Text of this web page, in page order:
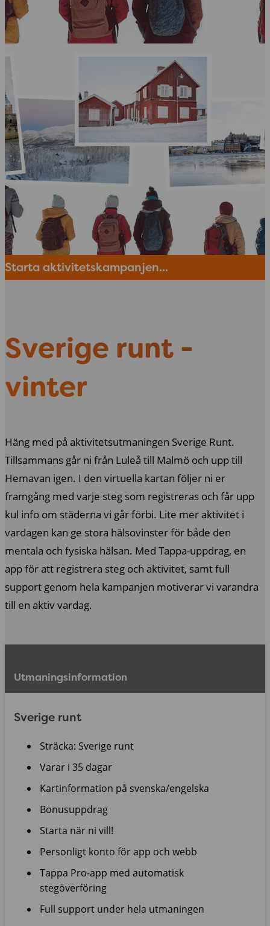
Starta aktivitetskampanjen...
Sverige runt -
vinter
Häng med på aktivitetsutmaningen Sverige Runt.
Tillsammans går ni från Luleå till Malmö och upp till
Hemavan igen. I den virtuella kartan följer ni er
framgång med varje steg som registreras och får upp
kul info om städerna vi går förbi. Lite mer aktivitet i
vardagen kan ge stora hälsovinster för både den
mentala och fysiska hälsan. Med Tappa-uppdrag, en
app för att registrera steg och aktivitet, samt full
support genom hela kampanjen motiverar vi varandra
till en aktiv vardag.
Utmaningsinformation
Sverige runt
Sträcka: Sverige runt
Varar i 35 dagar
Kartinformation på svenska/engelska
Bonusuppdrag
Starta när ni vill!
Personligt konto för app och webb
Tappa Pro-app med automatisk
stegöverföring
Full support under hela utmaningen